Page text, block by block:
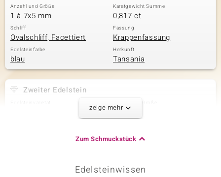
Anzahl und Größe
1 à 7x5 mm
Karatgewicht Summe
0,817 ct
Schliff
Ovalschliff, Facettiert
Fassung
Krappenfassung
Edelsteinfarbe
blau
Herkunft
Tansania
Zweiter Edelstein
5 à 1,8 mm
Rundschliff
zeige mehr
Zum Schmuckstück
Edelsteinwissen